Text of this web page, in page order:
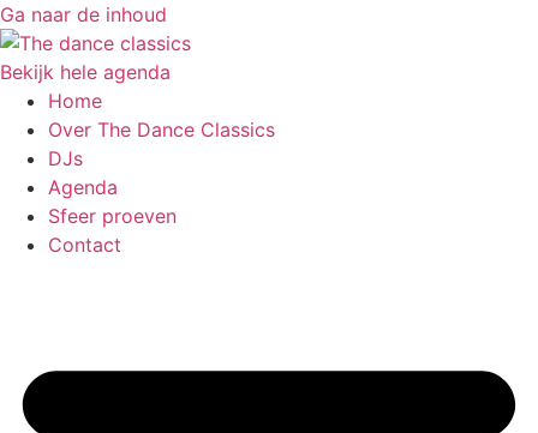
Ga naar de inhoud
Bekijk hele agenda
Home
Over The Dance Classics
DJs
Agenda
Sfeer proeven
Contact